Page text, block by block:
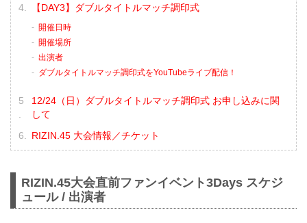
【DAY3】ダブルタイトルマッチ調印式
開催日時
開催場所
出演者
ダブルタイトルマッチ調印式をYouTubeライブ配信！
12/24（日）ダブルタイトルマッチ調印式 お申し込みに関
して
RIZIN.45 大会情報／チケット
RIZIN.45大会直前ファンイベント3Days スケジ
ュール / 出演者